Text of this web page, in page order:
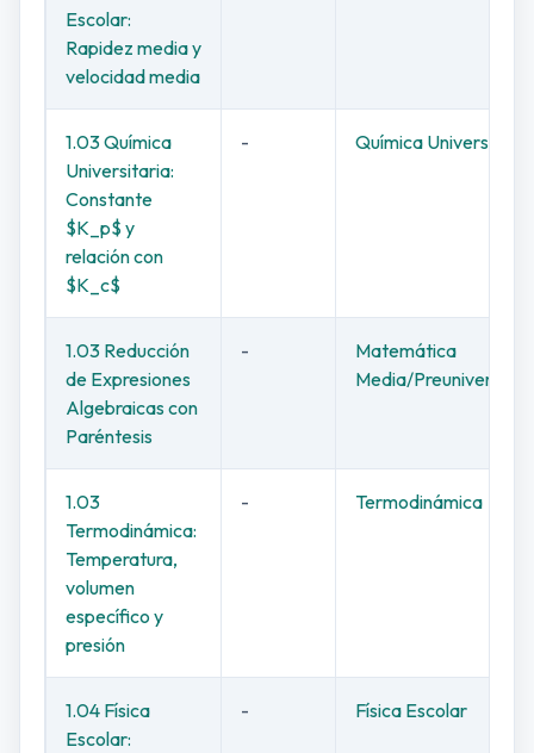
Escolar:
Rapidez media y
velocidad media
1.03 Química
Universitaria:
Constante
$K_p$ y
relación con
$K_c$
- Química Universitaria
1.03 Reducción
de Expresiones
Algebraicas con
Paréntesis
-
Matemática
Media/
1.03
Termodinámica:
Temperatura,
volumen
específico y
presión
- Termodinámica
1.04 Física
Escolar:
- Física Escolar